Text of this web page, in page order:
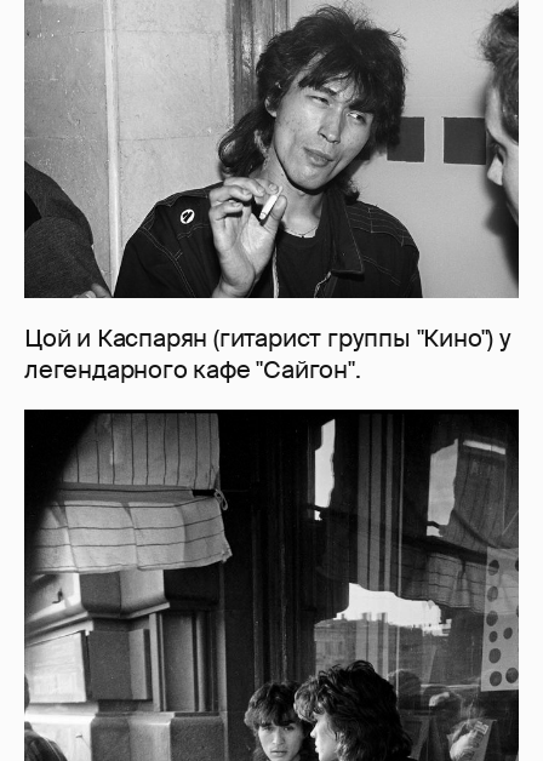
Цой и Каспарян (гитарист группы "Кино") у
легендарного кафе "Сайгон".